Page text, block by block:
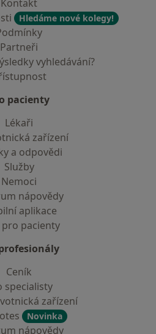
Kontakt
Hledáme nové kolegy!
Partneři
vyhledávání?
pacienty
Lékaři
zařízení
a odpovědi
Služby
Nemoci
nápovědy
aplikace
pro pacienty
Ceník
specialisty
zařízení
Novinka
nápovědy